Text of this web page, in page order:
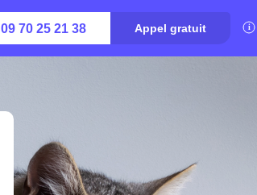
09 70 25 21 38 Appel gratuit